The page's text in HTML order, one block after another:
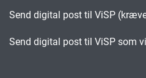
Send digital post til ViSP
Send digital post til ViSP som